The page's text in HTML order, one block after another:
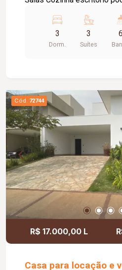
Equipadas com armários, ar condicionado jardim
com aspersão automática.
3
Dorm.
3
Suítes
6
Cód. 72744
R$ 17.000,00 L
Casa para locação e